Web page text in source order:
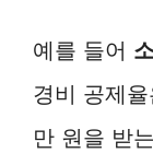
예를 들어
경비 공제율
만 원을 받